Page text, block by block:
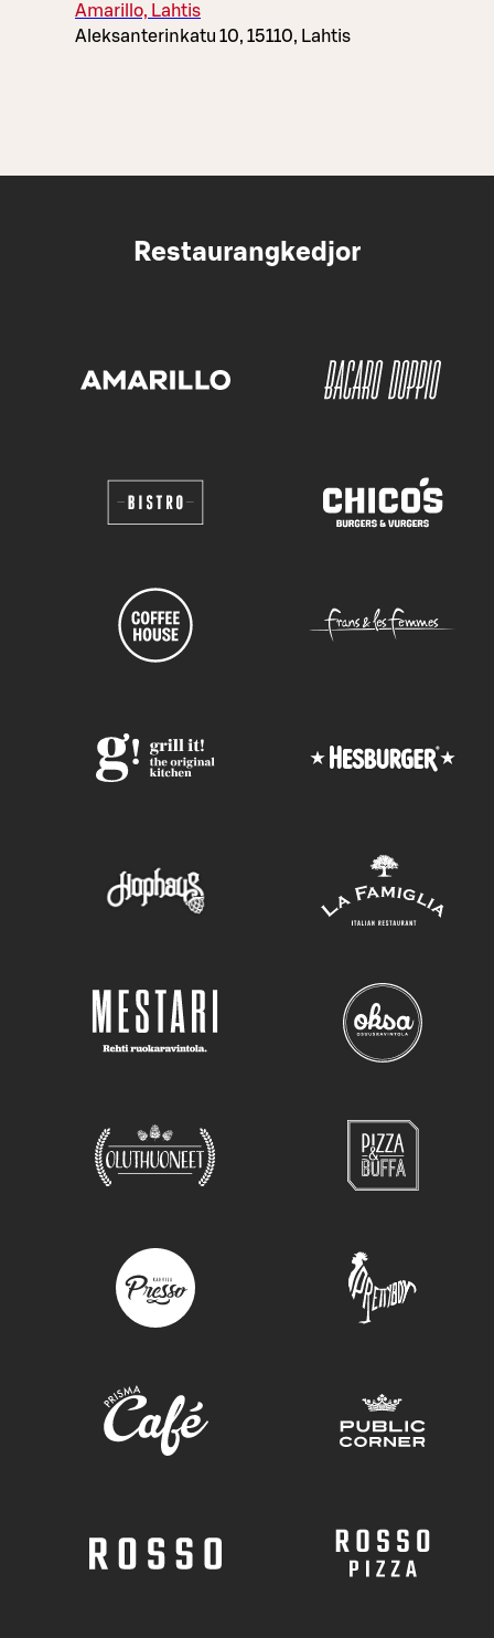
Amarillo, Lahtis
Aleksanterinkatu 10, 15110, Lahtis
Restaurangkedjor